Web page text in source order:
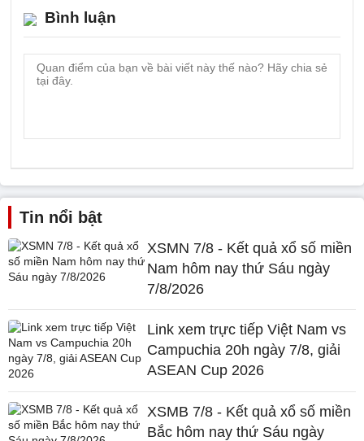
Bình luận
Tin nổi bật
XSMN 7/8 - Kết quả xổ số miền
Nam hôm nay thứ Sáu ngày
7/8/2026
Link xem trực tiếp Việt Nam vs
Campuchia 20h ngày 7/8, giải
ASEAN Cup 2026
XSMB 7/8 - Kết quả xổ số miền
Bắc hôm nay thứ Sáu ngày